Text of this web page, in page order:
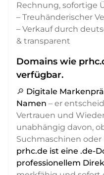
Rechnung, sofortige
– Treuhänderischer
– Verkauf durch
& transparent
Domains wie
verfügbar.
🔎 Digitale
Namen – er
Vertrauen und
unabhängig davon,
Suchmaschinen
prhc.de ist eine .de-
professionellem